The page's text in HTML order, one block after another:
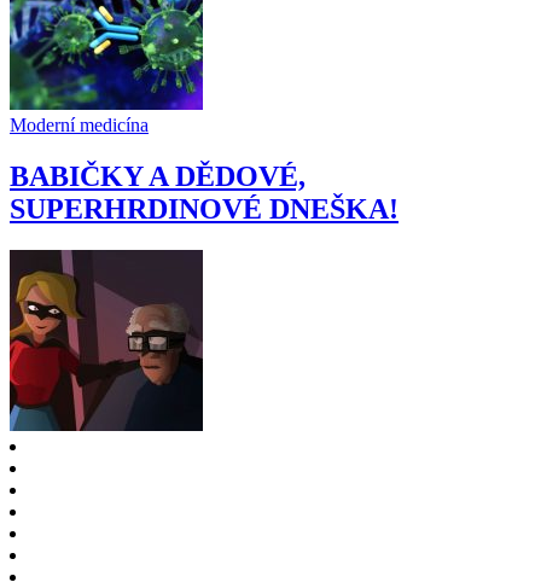
Moderní medicína
BABIČKY A DĚDOVÉ,
SUPERHRDINOVÉ DNEŠKA!